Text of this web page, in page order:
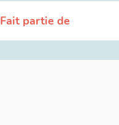
Fait partie de